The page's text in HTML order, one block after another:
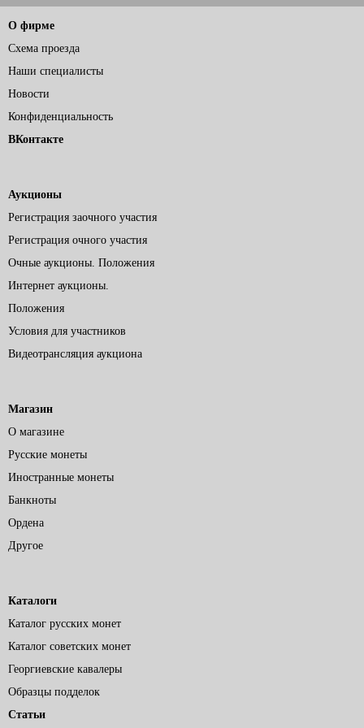
О фирме
Схема проезда
Наши специалисты
Новости
Конфиденциальность
ВКонтакте
Аукционы
Регистрация заочного участия
Регистрация очного участия
Очные аукционы. Положения
Интернет аукционы.
Положения
Условия для участников
Видеотрансляция аукциона
Магазин
О магазине
Русские монеты
Иностранные монеты
Банкноты
Ордена
Другое
Каталоги
Каталог русских монет
Каталог советских монет
Георгиевские кавалеры
Образцы подделок
Статьи